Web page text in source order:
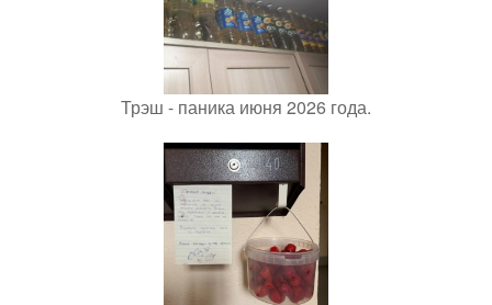
Трэш - паника июня 2026 года.